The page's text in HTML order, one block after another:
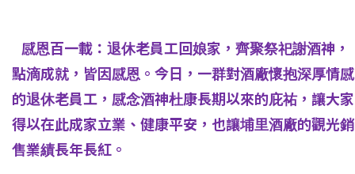
感恩百一載：退休老員工回娘家，齊聚祭祀謝酒神，
點滴成就，皆因感恩。今日，一群對酒廠懷抱深厚情感
的退休老員工，感念酒神杜康長期以來的庇祐，讓大家
得以在此成家立業、健康平安，也讓埔里酒廠的觀光銷
售業績長年長紅。